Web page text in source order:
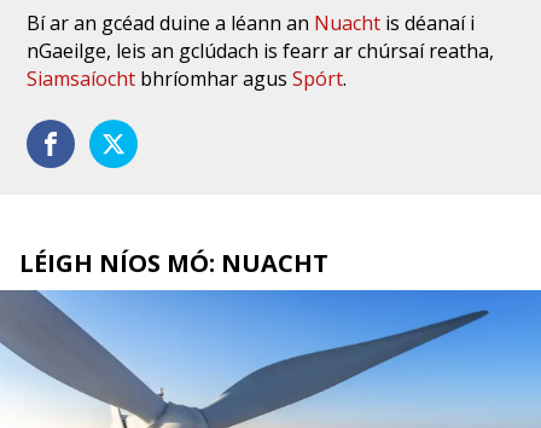
Bí ar an gcéad duine a léann an Nuacht is déanaí i
nGaeilge, leis an gclúdach is fearr ar chúrsaí reatha,
Siamsaíocht bhríomhar agusSpórt.
LÉIGH NÍOS MÓ: NUACHT